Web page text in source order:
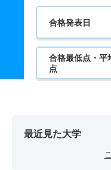
合格発表日
合格最低点・平
点
最近見た大学